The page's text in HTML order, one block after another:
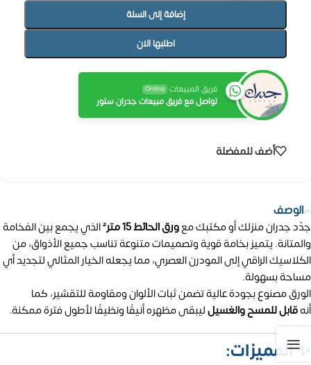
إضافة إلى السلة
اطلبها الان
فريق المبيعات Online
تواصل مع فريق مبيعات جدران ستور
أضف للمفضلة
الوصف
جدّد جدران منزلك أو مكتبك معورق الحائط 15 متر²
الذي يجمع بين الفخامة
والمتانة. يتميز بخامة قوية وتصميمات متنوعة تناسب جميع الأذواق، من
الكلاسيك الراقي إلى المودرن العصري، مما يجعله الخيار المثالي لتجديد أي
مساحة بسهولة.
الورق مصنوع بجودة عالية تضمن ثبات الألوان ومقاومة للتقشير، كما
أنهقابل للمسح والغسيلليبقى مظهره أنيقًا ونظيفًا لأطول فترة ممكنة.
✨المميزات: